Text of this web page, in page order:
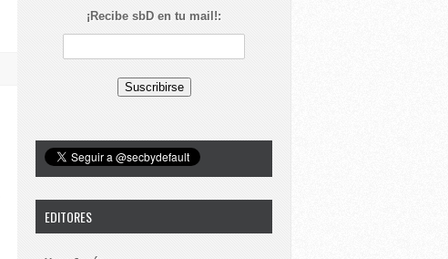
¡Recibe sbD en tu mail!:
EDITORES